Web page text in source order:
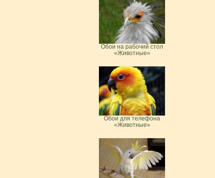
Обои на рабочий стол
«Животные»
Обои для телефона
«Животные»